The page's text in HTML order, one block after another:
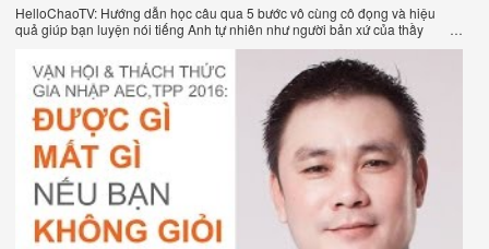
HelloChaoTV: Hướng dẫn học câu qua 5 bước vô cùng cô đọng và hiệu
quả giúp bạn luyện nói tiếng Anh tự nhiên như người bản xứ của thầy
Phạm Việt Thắng, đồng sáng lập HelloChao.vn - Chương trình dạy tiếng
Anh trực tuyến chặt chẽ nhất thế giới.